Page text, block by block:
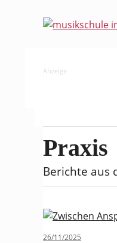
Anzeige
Praxis
Berichte aus
26/11/2025